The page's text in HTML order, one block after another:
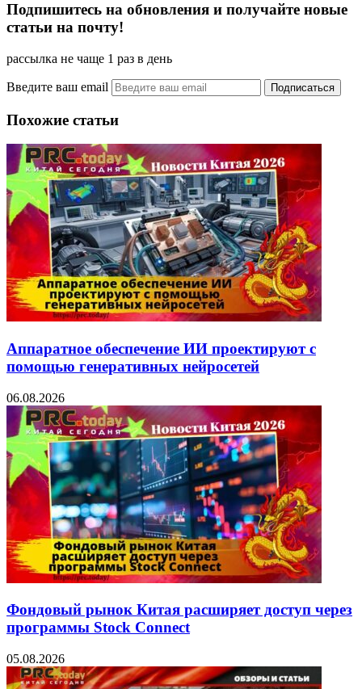
Подпишитесь на обновления и получайте новые
статьи на почту!
рассылка не чаще 1 раз в день
Введите ваш email
Похожие статьи
Аппаратное обеспечение ИИ проектируют с
помощью генеративных нейросетей
06.08.2026
Фондовый рынок Китая расширяет доступ через
программы Stock Connect
05.08.2026